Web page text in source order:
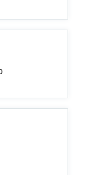
- Dispositivi
Ufficiali
Sporting